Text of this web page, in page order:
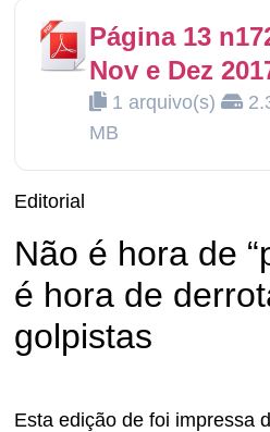
Página 13
Nov e Dez
1 arquivo(s)
MB
Editorial
Não é hora de
é hora de
golpistas
Esta edição de foi impressa